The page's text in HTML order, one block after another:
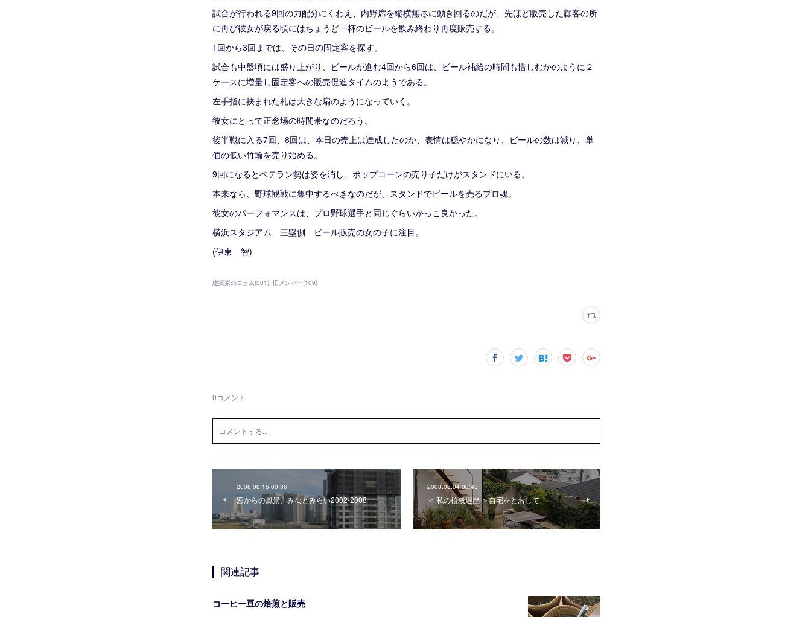
試合が行われる9回の力配分にくわえ、内野席を縦横無尽に動き回るのだが、先ほど販売した顧客の所
に再び彼女が戻る頃にはちょうど一杯のビールを飲み終わり再度販売する。
1回から3回までは、その日の固定客を探す。
試合も中盤頃には盛り上がり、ビールが進む4回から6回は、ビール補給の時間も惜しむかのように２
ケースに増量し固定客への販売促進タイムのようである。
左手指に挟まれた札は大きな扇のようになっていく。
彼女にとって正念場の時間帯なのだろう。
後半戦に入る7回、8回は、本日の売上は達成したのか、表情は穏やかになり、ビールの数は減り、単
価の低い竹輪を売り始める。
9回になるとベテラン勢は姿を消し、ポップコーンの売り子だけがスタンドにいる。
本来なら、野球観戦に集中するべきなのだが、スタンドでビールを売るプロ魂。
彼女のパーフォマンスは、プロ野球選手と同じぐらいかっこ良かった。
横浜スタジアム 三塁側 ビール販売の女の子に注目。
(伊東 智)
建築家のコラム(301) 旧メンバー(109)
0コメント
2008.08.16 00:36
窓からの風景、みなとみらい2002-2008
2008.08.04 00:43
＜ 私の植栽遍歴 ＞自宅をとおして
関連記事
コーヒー豆の焙煎と販売